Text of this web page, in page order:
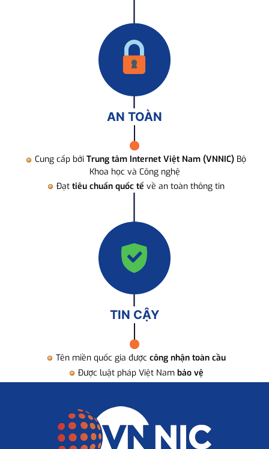
AN TOÀN
Cung cấp bởi Trung tâm Internet Việt Nam (VNNIC) Bộ
Khoa học và Công nghệ
Đạt tiêu chuẩn quốc tế về an toàn thông tin
TIN CẬY
Tên miền quốc gia được công nhận toàn cầu
Được luật pháp Việt Nam bảo vệ